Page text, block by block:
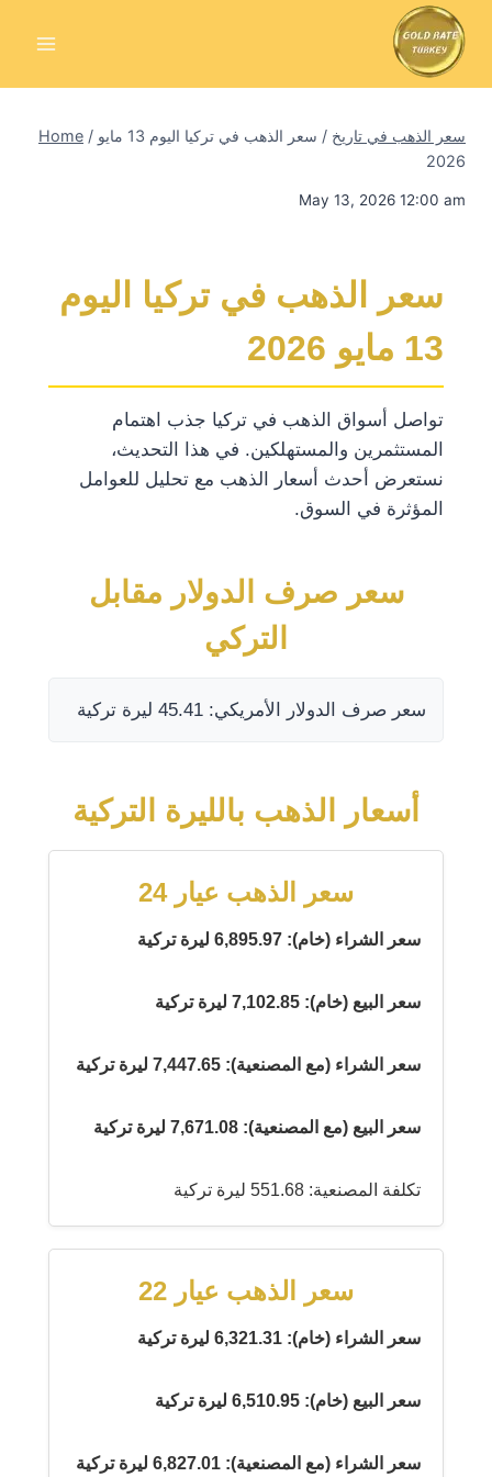
Home / سعر الذهب في تاريخ /
سعر الذهب في تركيا اليوم 13 مايو
2026
May 13, 2026 12:00 am
سعر الذهب في تركيا اليوم
13 مايو 2026
تواصل أسواق الذهب في تركيا جذب اهتمام
المستثمرين والمستهلكين. في هذا التحديث،
نستعرض أحدث أسعار الذهب مع تحليل للعوامل
المؤثرة في السوق.
سعر صرف الدولار مقابل
التركي
سعر صرف الدولار الأمريكي: 45.41 ليرة تركية
أسعار الذهب بالليرة التركية
سعر الذهب عيار 24
سعر الشراء (خام): 6,895.97 ليرة تركية
سعر البيع (خام): 7,102.85 ليرة تركية
سعر الشراء (مع المصنعية): 7,447.65 ليرة تركية
سعر البيع (مع المصنعية): 7,671.08 ليرة تركية
تكلفة المصنعية: 551.68 ليرة تركية
سعر الذهب عيار 22
سعر الشراء (خام): 6,321.31 ليرة تركية
سعر البيع (خام): 6,510.95 ليرة تركية
سعر الشراء (مع المصنعية): 6,827.01 ليرة تركية